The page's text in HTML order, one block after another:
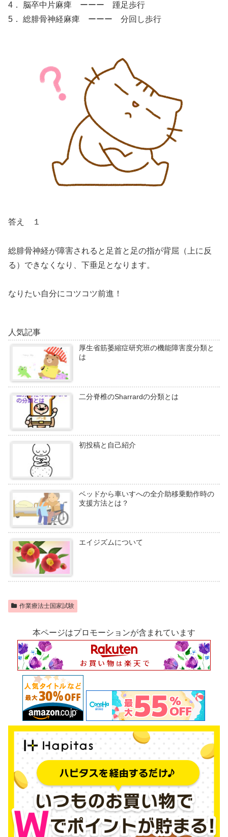
4． 脳卒中片麻痺 ーーー 踵足歩行
5． 総腓骨神経麻痺 ーーー 分回し歩行
答え １
総腓骨神経が障害されると足首と足の指が背屈（上に反
る）できなくなり、下垂足となります。
なりたい自分にコツコツ前進！
人気記事
厚生省筋萎縮症研究班の機能障害度分類と
は
二分脊椎のSharrardの分類とは
初投稿と自己紹介
ベッドから車いすへの全介助移乗動作時の
支援方法とは？
エイジズムについて
作業療法士国家試験
本ページはプロモーションが含まれています